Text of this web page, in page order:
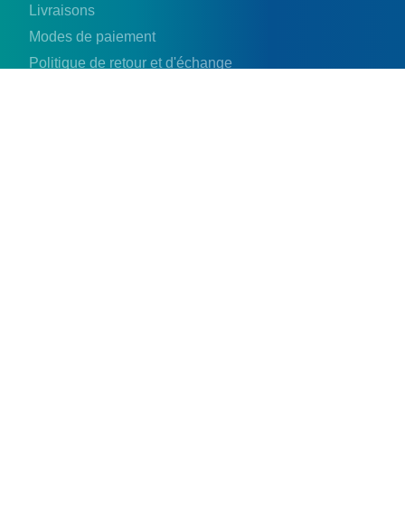
Livraisons
Modes de paiement
Politique de retour et d'échange